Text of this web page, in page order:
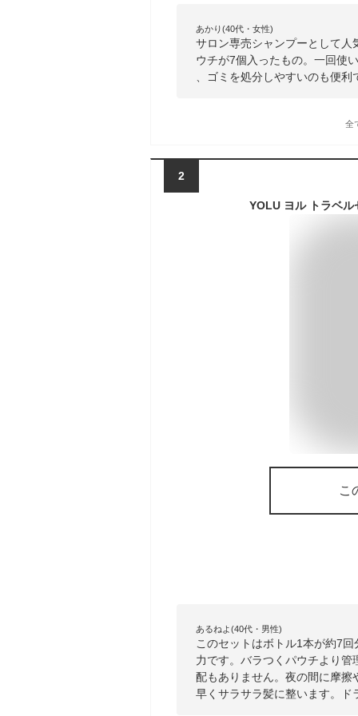
あかり(40代・女性)
サロン専売シャンプーとして
ウチが7個入ったもの。一回使
、ゴミを処分しやすいのも便利
全
2
YOLU ヨル トラベル
こ
あるねよ(40代・男性)
このセットはボトル1本が約7
力です。バラつくパウチより
配もありません。夜の間に摩
早くサラサラ髪に整います。